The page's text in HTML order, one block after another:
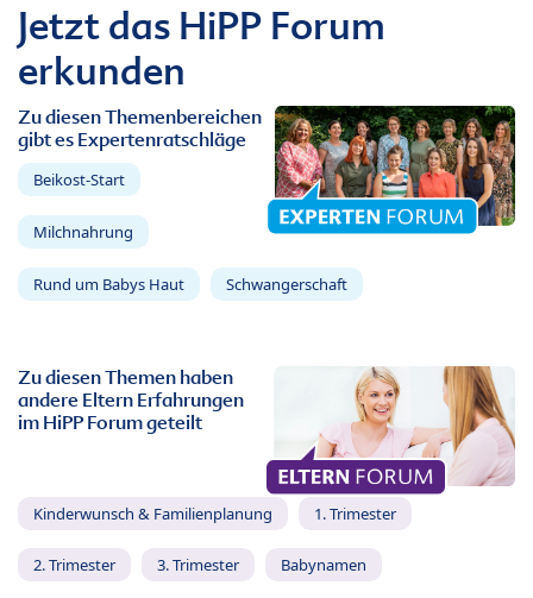
Jetzt das HiPP Forum
erkunden
Zu diesen Themenbereichen
gibt es Expertenratschläge
Beikost-Start
Milchnahrung
Rund um Babys Haut Schwangerschaft
Zu diesen Themen haben
andere Eltern Erfahrungen
im HiPP Forum geteilt
Kinderwunsch & Familienplanung 1. Trimester
2. Trimester 3. Trimester Babynamen